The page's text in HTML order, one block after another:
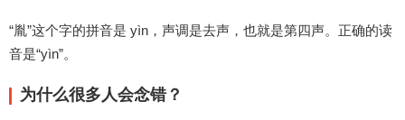
“胤”这个字的拼音是 yìn，声调是去声，也就是第四声。正确的读
音是“yìn”。
为什么很多人会念错？